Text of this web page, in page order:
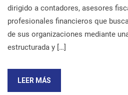
dirigido a contadores, asesores
profesionales financieros que
de sus organizaciones mediante
estructurada y […]
LEER MÁS